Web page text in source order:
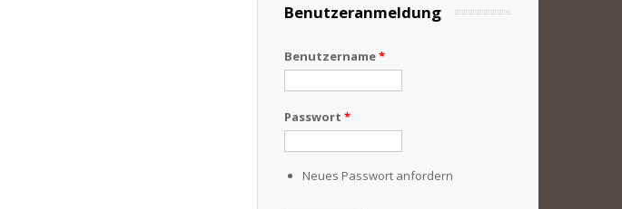
Benutzeranmeldung
Benutzername*
Passwort *
Neues Passwort anfordern